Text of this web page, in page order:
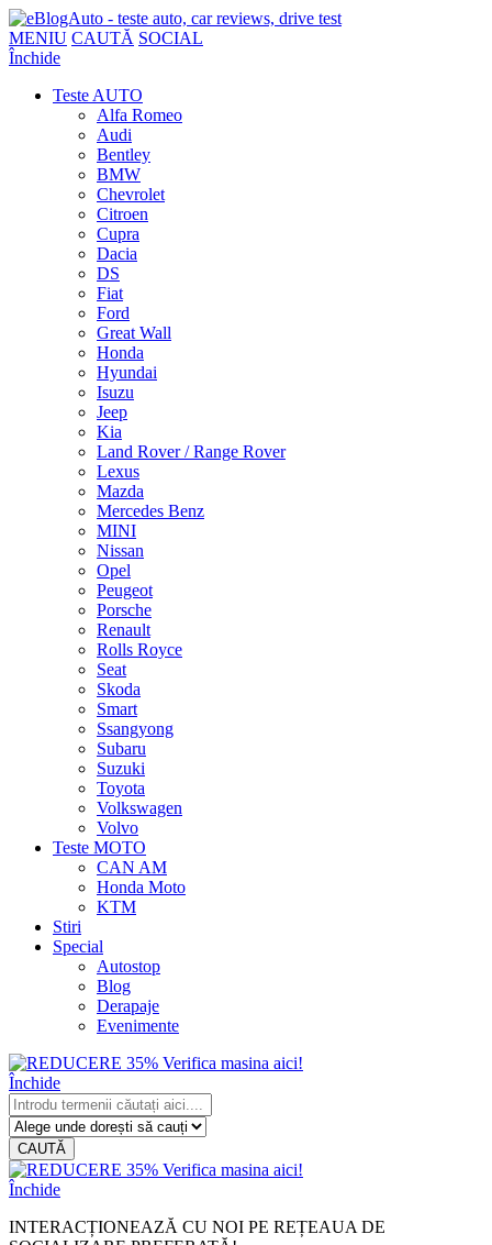
MENIU CAUTĂ SOCIAL
Închide
Teste AUTO
Alfa Romeo
Audi
Bentley
BMW
Chevrolet
Citroen
Cupra
Dacia
DS
Fiat
Ford
Great Wall
Honda
Hyundai
Isuzu
Jeep
Kia
Land Rover / Range Rover
Lexus
Mazda
Mercedes Benz
MINI
Nissan
Opel
Peugeot
Porsche
Renault
Rolls Royce
Seat
Skoda
Smart
Ssangyong
Subaru
Suzuki
Toyota
Volkswagen
Volvo
Teste MOTO
CAN AM
Honda Moto
KTM
Stiri
Special
Autostop
Blog
Derapaje
Evenimente
Închide
CAUTĂ
Închide
INTERACȚIONEAZĂ CU NOI PE REȚEAUA DE